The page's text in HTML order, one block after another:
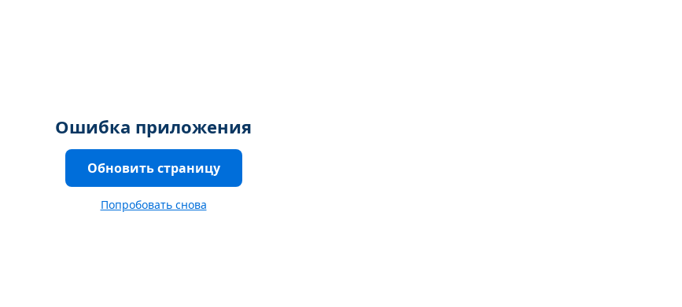
Ошибка приложения
Обновить страницу
Попробовать снова